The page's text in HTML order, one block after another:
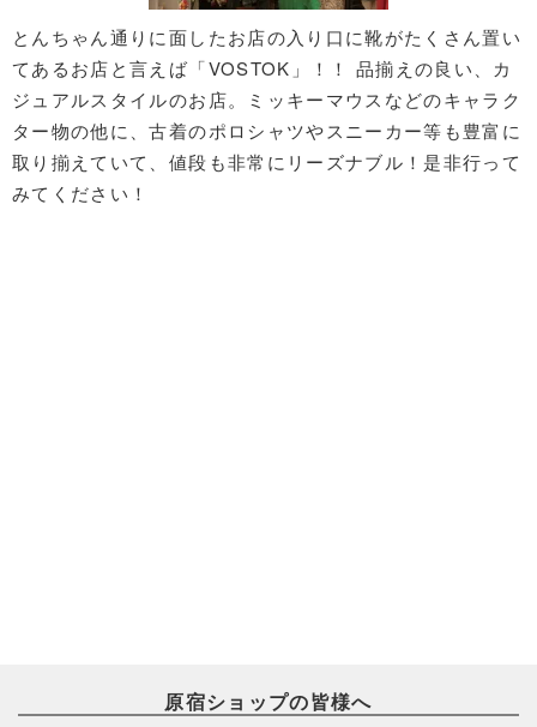
とんちゃん通りに面したお店の入り口に靴がたくさん置い
てあるお店と言えば「VOSTOK」！！ 品揃えの良い、カ
ジュアルスタイルのお店。ミッキーマウスなどのキャラク
ター物の他に、古着のポロシャツやスニーカー等も豊富に
取り揃えていて、値段も非常にリーズナブル！是非行って
みてください！
原宿ショップの皆様へ